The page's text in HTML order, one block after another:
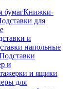
бумагКнижки-
для
и
напольные
и
и ящики
для